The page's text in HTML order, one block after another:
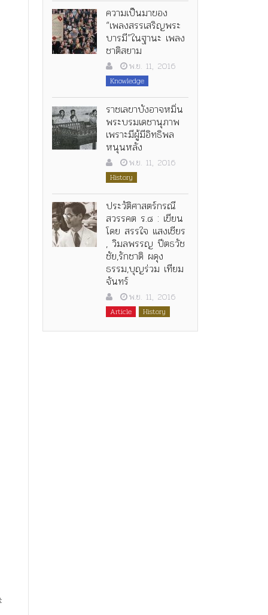
ความเป็นมาของ
“เพลงสรรเสริญพระ
บารมี”ในฐานะ เพลง
ชาติสยาม
พ.ย. 11, 2016
Knowledge
ราชเลขาบังอาจหมิ่น
พระบรมเดชานุภาพ
เพราะมีผู้มีอิทธิพล
หนุนหลัง
พ.ย. 11, 2016
History
ประวัติศาสตร์กรณี
สวรรคต ร.๘ : เขียน
โดย สรรใจ แสงเชียร
, วิมลพรรญ ปีตธวัช
ชัย,รักชาติ ผดุง
ธรรม,บุญร่วม เทียม
จันทร์
พ.ย. 11, 2016
Article History